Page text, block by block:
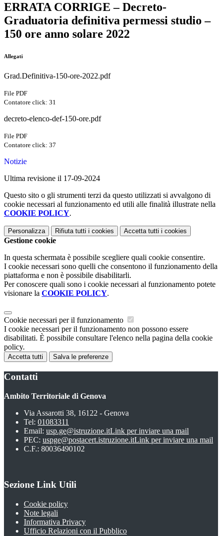
ERRATA CORRIGE – Decreto-
Graduatoria definitiva permessi studio –
150 ore anno solare 2022
Allegati
Grad.Definitiva-150-ore-2022.pdf
File PDF
Contatore click: 31
decreto-elenco-def-150-ore.pdf
File PDF
Contatore click: 37
Notizie
Ultima revisione il 17-09-2024
Questo sito o gli strumenti terzi da questo utilizzati si avvalgono di
cookie necessari al funzionamento ed utili alle finalità illustrate nella
COOKIE POLICY.
Personalizza Rifiuta tutti i cookies Accetta tutti i cookies
Gestione cookie
In questa schermata è possibile scegliere quali cookie consentire.
I cookie necessari sono quelli che consentono il funzionamento della
piattaforma e non è possibile disabilitarli.
Per conoscere quali sono i cookie necessari al funzionamento potete
visionare la COOKIE POLICY.
Cookie necessari per il funzionamento
I cookie necessari per il funzionamento non possono essere
disabilitati. È possibile consultare l'elenco nella pagina della cookie
policy.
Accetta tutti Salva le preferenze
Contatti
Ambito Territoriale di Genova
Via Assarotti 38, 16122 - Genova
Tel: 01083311
Email: usp.ge@istruzione.itLink per inviare una mail
PEC: uspge@postacert.istruzione.itLink per inviare una mail
C.F.: 80036490102
Sezione Link Utili
Cookie policy
Note legali
Informativa Privacy
Ufficio Relazioni con il Pubblico